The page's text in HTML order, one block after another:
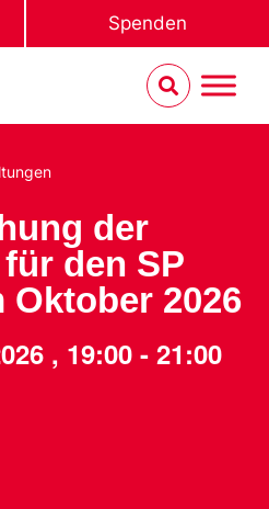
Spenden
der
den SP
Oktober 2026
, 19:00 - 21:00